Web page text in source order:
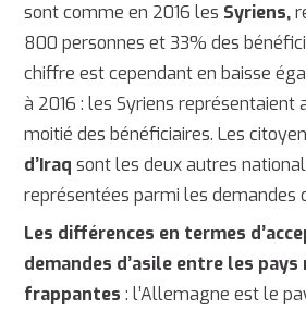
sont comme en 2016 les Syriens,
800 personnes et 33% des
chiffre est cependant en baisse
à 2016 : les Syriens représentaient
moitié des bénéficiaires. Les
d’Iraq sont les deux autres
représentées parmi les demandes
Les différences en termes
demandes d’asile entre les
frappantes : l’Allemagne est le